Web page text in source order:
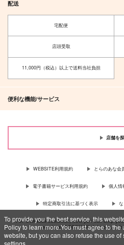
To provide you the best service, this
Policy to learn more.You must agree to
website, but you can also refuse the use
settings.
配送
宅配便
店頭受取
11,000円（税込）以上で送料当社負担
便利な機能/サービス
店舗を
WEBSITE利用規約 とらのあな会
電子書籍サービス利用規約 個人情
特定商取引法に基づく表示
For Overseas customer, now you can ship
services “AOCS”! Click {more…}